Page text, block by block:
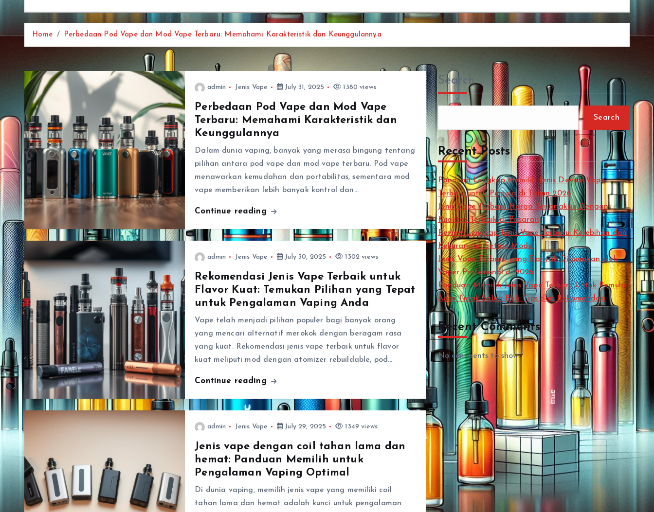
Home Perbedaan Pod Vape dan Mod Vape Terbaru: Memahami Karakteristik dan Keunggulannya
admin Jenis Vape July 31, 2025 1380 views
Perbedaan Pod Vape dan Mod Vape
Terbaru: Memahami Karakteristik dan
Keunggulannya
Dalam dunia vaping, banyak yang merasa bingung tentang
pilihan antara pod vape dan mod vape terbaru. Pod vape
menawarkan kemudahan dan portabilitas, sementara mod
vape memberikan lebih banyak kontrol dan…
Continue reading
admin Jenis Vape July 30, 2025 1302 views
Rekomendasi Jenis Vape Terbaik untuk
Flavor Kuat: Temukan Pilihan yang Tepat
untuk Pengalaman Vaping Anda
Vape telah menjadi pilihan populer bagi banyak orang
yang mencari alternatif merokok dengan beragam rasa
yang kuat. Rekomendasi jenis vape terbaik untuk flavor
kuat meliputi mod dengan atomizer rebuildable, pod…
Continue reading
admin Jenis Vape July 29, 2025 1349 views
Jenis vape dengan coil tahan lama dan
hemat: Panduan Memilih untuk
Pengalaman Vaping Optimal
Di dunia vaping, memilih jenis vape yang memiliki coil
tahan lama dan hemat adalah kunci untuk pengalaman
Search
Search
Recent Posts
Panduan Lengkap Memilih Jenis Device Vape
Terbaik untuk Pemula di Tahun 2026
Jenis Vape Terbaru Harga Terjangkau Dengan
Kualitas Terbaik di Pasaran
Review Lengkap Jenis Vape Terbaru: Kelebihan dan
Kekurangan Setiap Model
Jenis Vape Terbaru yang Banyak Digunakan oleh
Vaper Profesional di 2026
Panduan Memilih Jenis Vape Terbaru Untuk Pemula
Agar Tidak Salah Beli: Tips dan Rekomendasi
Recent Comments
No comments to show.